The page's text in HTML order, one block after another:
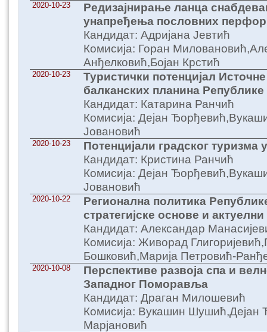
2020-10-23
Редизајнирање ланца
унапређења пословних
Кандидат: Адријана Јевтић
Комисија: Горан
Анђелковић,Бојан Крстић
2020-10-23
Туристички потенцијал
балканских планина Републике
Кандидат: Катарина Ранчић
Комисија: Дејан
Јовановић
2020-10-23
Потенцијали градског туризма
Кандидат: Кристина Ранчић
Комисија: Дејан
Јовановић
2020-10-22
Регионална политика
стратегијске основе и
Кандидат: Александар
Комисија: Живорад
Бошковић,Марија Петровић-
2020-10-08
Перспективе развоја спа и
Западног Поморавља
Кандидат: Драган Милошевић
Комисија: Вукашин Шушић,Дејан
Марјановић